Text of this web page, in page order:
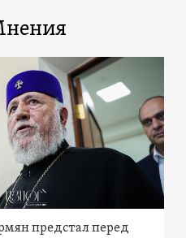
предстал перед